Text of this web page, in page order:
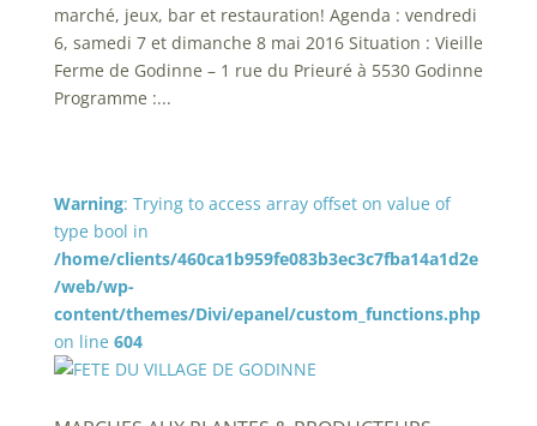
marché, jeux, bar et restauration! Agenda : vendredi
6, samedi 7 et dimanche 8 mai 2016 Situation : Vieille
Ferme de Godinne – 1 rue du Prieuré à 5530 Godinne
Programme :...
Warning: Trying to access array offset on value of
type bool in
/home/clients/460ca1b959fe083b3ec3c7fba14a1d2e
/web/wp-
content/themes/Divi/epanel/custom_functions.php
on line 604